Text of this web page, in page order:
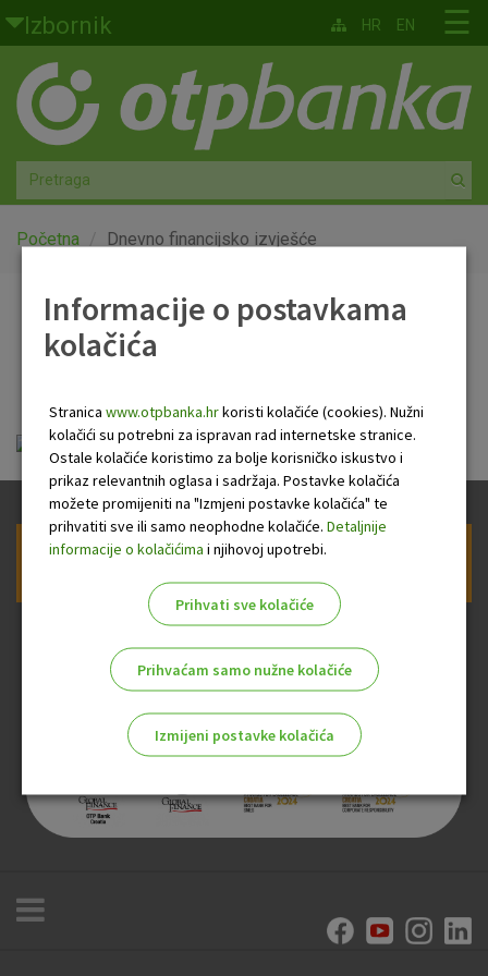
Skoči na glavni sadržaj
Izbornik
Građani
Privatno bankarstvo
Agro
Mala poduzeća i obrtnici
Globalna tržišta
O nama
☰
HR EN
Početna Dnevno financijsko izvješće
Dnevno financijsko
Dnevno financijsko izvješće.pdf
Prijava na newsletter OTP banke
Informacije o postavkama
kolačića
Stranica www.otpbanka.hrkoristi kolačiće (cookies). Nužni
kolačići su potrebni za ispravan rad internetske stranice.
Ostale kolačiće koristimo za bolje korisničko iskustvo i
prikaz relevantnih oglasa i sadržaja. Postavke kolačića
možete promijeniti na "Izmjeni postavke kolačića" te
prihvatiti sve ili samo neophodne kolačiće. Detaljnije
informacije o kolačićima i njihovoj upotrebi.
Prihvati sve kolačiće
Prihvaćam samo nužne kolačiće
Izmijeni postavke kolačića